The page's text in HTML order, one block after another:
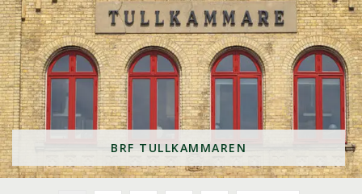
BRF TULLKAMMAREN